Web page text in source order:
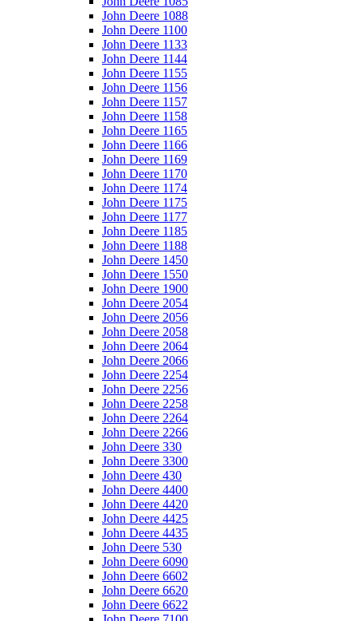
John Deere 1088
John Deere 1100
John Deere 1133
John Deere 1144
John Deere 1155
John Deere 1156
John Deere 1157
John Deere 1158
John Deere 1165
John Deere 1166
John Deere 1169
John Deere 1170
John Deere 1174
John Deere 1175
John Deere 1177
John Deere 1185
John Deere 1188
John Deere 1450
John Deere 1550
John Deere 1900
John Deere 2054
John Deere 2056
John Deere 2058
John Deere 2064
John Deere 2066
John Deere 2254
John Deere 2256
John Deere 2258
John Deere 2264
John Deere 2266
John Deere 330
John Deere 3300
John Deere 430
John Deere 4400
John Deere 4420
John Deere 4425
John Deere 4435
John Deere 530
John Deere 6090
John Deere 6602
John Deere 6620
John Deere 6622